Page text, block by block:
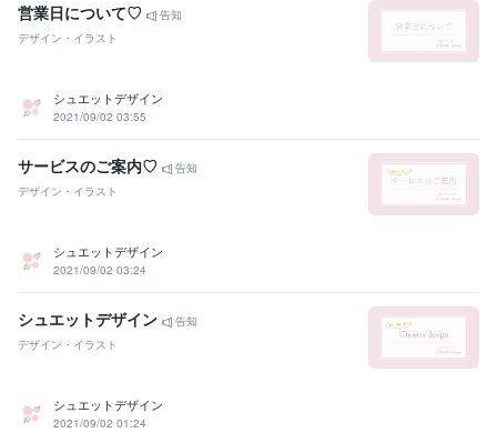
営業日について♡
告知
デザイン・イラスト
シュエットデザイン
2021/09/02 03:55
サービスのご案内♡
告知
デザイン・イラスト
シュエットデザイン
2021/09/02 03:24
シュエットデザイン
告知
デザイン・イラスト
シュエットデザイン
2021/09/02 01:24